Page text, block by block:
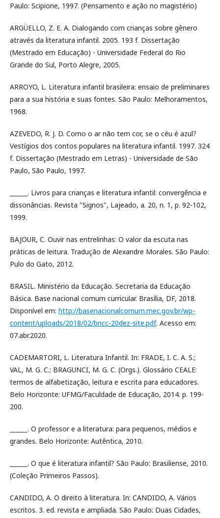
Paulo: Scipione, 1997. (Pensamento e ação no magistério)
ARGÜELLO, Z. E. A. Dialogando com crianças sobre gênero
através da literatura infantil. 2005. 193 f. Dissertação
(Mestrado em Educação) - Universidade Federal do Rio
Grande do Sul, Porto Alegre, 2005.
ARROYO, L. Literatura infantil brasileira: ensaio de preliminares
para a sua história e suas fontes. São Paulo: Melhoramentos,
1968.
AZEVEDO, R. J. D. Como o ar não tem cor, se o céu é azul?
Vestígios dos contos populares na literatura infantil. 1997. 324
f. Dissertação (Mestrado em Letras) - Universidade de São
Paulo, São Paulo, 1997.
______. Livros para crianças e literatura infantil: convergência e
dissonâncias. Revista "Signos", Lajeado, a. 20, n. 1, p. 92-102,
1999.
BAJOUR, C. Ouvir nas entrelinhas: O valor da escuta nas
práticas de leitura. Tradução de Alexandre Morales. São Paulo:
Pulo do Gato, 2012.
BRASIL. Ministério da Educação. Secretaria da Educação
Básica. Base nacional comum curricular. Brasília, DF, 2018.
Disponível em: http://basenacionalcomum.mec.gov.br/wp-
content/uploads/2018/02/bncc-20dez-site.pdf. Acesso em:
07.abr.2020.
CADEMARTORI, L. Literatura Infantil. In: FRADE, I. C. A. S.;
VAL, M. G. C.; BRAGUNCI, M. G. C. (Orgs.). Glossário CEALE:
termos de alfabetização, leitura e escrita para educadores.
Belo Horizonte: UFMG/Faculdade de Educação, 2014. p. 199-
200.
______. O professor e a literatura: para pequenos, médios e
grandes. Belo Horizonte: Autêntica, 2010.
______. O que é literatura infantil? São Paulo: Brasiliense, 2010.
(Coleção Primeiros Passos).
CANDIDO, A. O direito à literatura. In: CANDIDO, A. Vários
escritos. 3. ed. revista e ampliada. São Paulo: Duas Cidades,